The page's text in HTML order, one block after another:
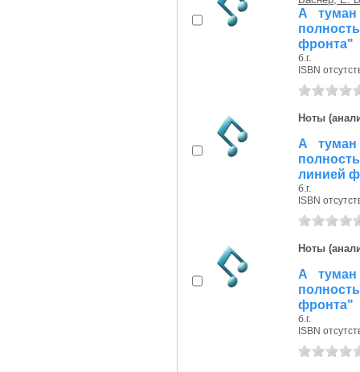
А туман
фронта"
б.г.
ISBN
Ноты
А туман
линией
б.г.
ISBN
Ноты
А туман
фронта"
б.г.
ISBN